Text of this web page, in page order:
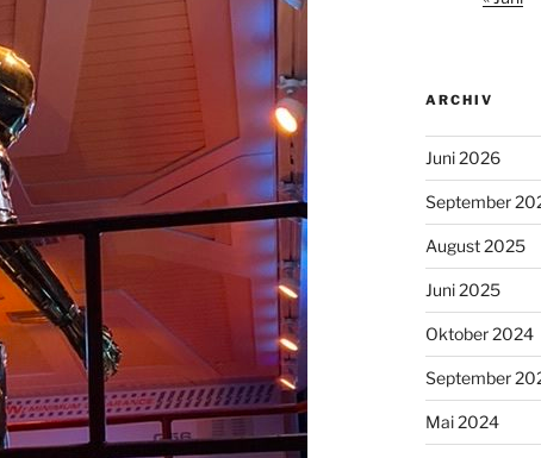
ARCHIV
Juni 2026
September
August 2025
Juni 2025
Oktober 2024
September
Mai 2024